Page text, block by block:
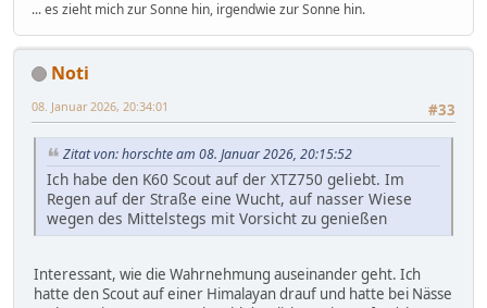
... es zieht mich zur Sonne hin, irgendwie zur Sonne hin.
Noti
#33
08. Januar 2026, 20:34:01
Zitat von: horschte am 08. Januar 2026, 20:15:52
Ich habe den K60 Scout auf der XTZ750 geliebt. Im
Regen auf der Straße eine Wucht, auf nasser Wiese
wegen des Mittelstegs mit Vorsicht zu genießen
Interessant, wie die Wahrnehmung auseinander geht. Ich
hatte den Scout auf einer Himalayan drauf und hatte bei Nässe